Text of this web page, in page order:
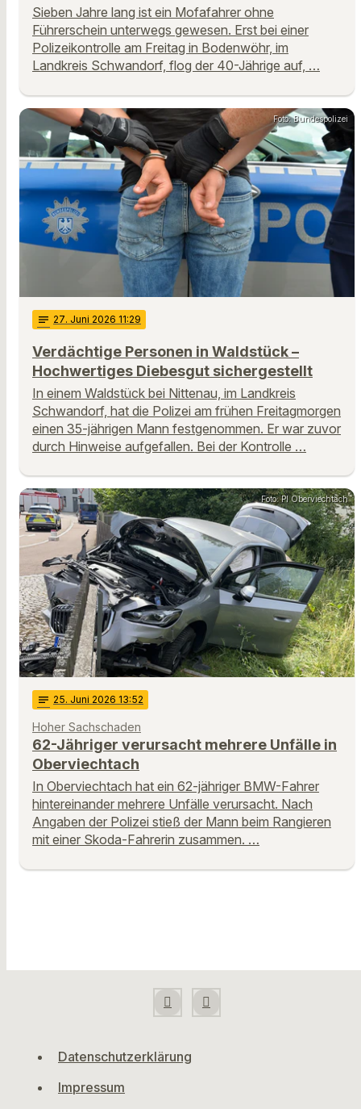
Sieben Jahre lang ist ein Mofafahrer ohne
Führerschein unterwegs gewesen. Erst bei einer
Polizeikontrolle am Freitag in Bodenwöhr, im
Landkreis Schwandorf, flog der 40-Jährige auf, …
Foto: Bundespolizei
notes 27. Juni 2026 11:29
Verdächtige Personen in Waldstück –
Hochwertiges Diebesgut sichergestellt
In einem Waldstück bei Nittenau, im Landkreis
Schwandorf, hat die Polizei am frühen Freitagmorgen
einen 35-jährigen Mann festgenommen. Er war zuvor
durch Hinweise aufgefallen. Bei der Kontrolle …
Foto: PI Oberviechtach
notes 25. Juni 2026 13:52
Hoher Sachschaden
62-Jähriger verursacht mehrere Unfälle in
Oberviechtach
In Oberviechtach hat ein 62-jähriger BMW-Fahrer
hintereinander mehrere Unfälle verursacht. Nach
Angaben der Polizei stieß der Mann beim Rangieren
mit einer Skoda-Fahrerin zusammen. …
Datenschutzerklärung
Impressum